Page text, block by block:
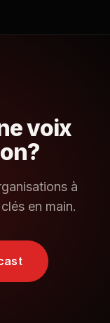
voix
à
en main.